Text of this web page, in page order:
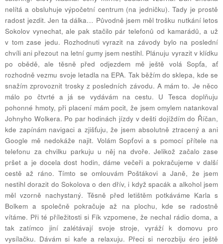
nelítá a obsluhuje výpočetní centrum (na jedničku). Tady je prostě
radost jezdit. Jen ta dálka… Původně jsem měl trošku nutkání letos
Sokolov vynechat, ale pak stačilo pár telefonů od kamarádů, a už
v tom zase jedu. Rozhodnuti vyrazit na závody bylo na poslední
chvíli ani přezout na letní gumy jsem nestihl. Plánuju vyrazit v klídku
po obědě, ale těsně před odjezdem mě ještě volá Sopťa, ať
rozhodně vezmu svoje letadla na EPA. Tak běžím do sklepa, kde se
snažím zprovoznit trosky z posledních závodu. A mám to. Je něco
málo po čtvrté a já se vydávám na cestu. U Tesca doplňuju
pohonné hmoty, při placení mám pocit, že jsem omylem natankoval
Johnyho Wolkera. Po par hodinách jízdy v dešti dojíždím do Říčan,
kde zapínám navigaci a zjišťuju, že jsem absolutně ztracený a ani
Google mě nedokáže najit. Volám Sopťovi a s pomocí přítele na
telefonu za chvilku parkuju u něj na dvoře. Jelikož začalo zase
pršet a je docela dost hodin, dáme večeři a pokračujeme v další
cestě až ráno. Tímto se omlouvám Poštákovi a Janě, že jsem
nestihl dorazit do Sokolova o den dřív, i když spacák a alkohol jsem
měl vzorně nachystaný. Těsně před letištěm potkáváme Karla s
Bolkem a společně pokračuje až na plochu, kde se radostně
vítáme. Při té příležitosti si Fík vzpomene, že nechal rádio doma, a
tak zatímco jiní zalétávají svoje stroje, vyráží k domovu pro
vysílačku. Dávám si kafe a relaxuju. Přeci si nerozbiju éro ještě